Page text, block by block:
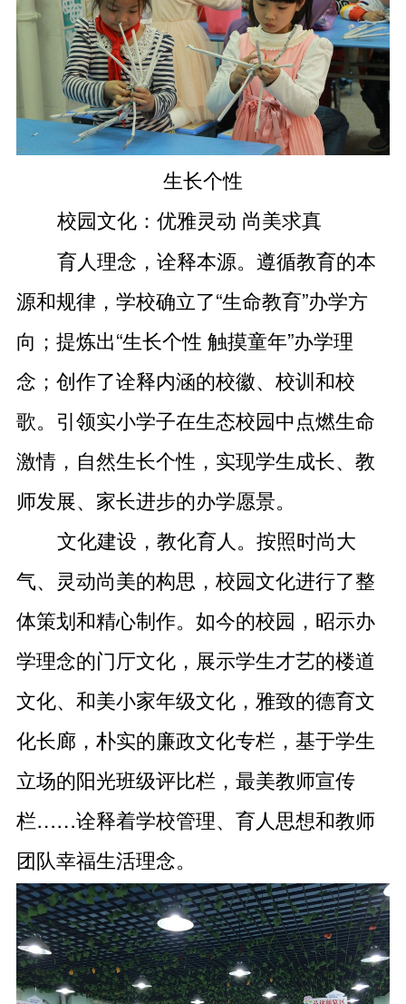
生长个性
校园文化：优雅灵动 尚美求真
育人理念，诠释本源。遵循教育的本
源和规律，学校确立了“生命教育”办学方
向；提炼出“生长个性 触摸童年”办学理
念；创作了诠释内涵的校徽、校训和校
歌。引领实小学子在生态校园中点燃生命
激情，自然生长个性，实现学生成长、教
师发展、家长进步的办学愿景。
文化建设，教化育人。按照时尚大
气、灵动尚美的构思，校园文化进行了整
体策划和精心制作。如今的校园，昭示办
学理念的门厅文化，展示学生才艺的楼道
文化、和美小家年级文化，雅致的德育文
化长廊，朴实的廉政文化专栏，基于学生
立场的阳光班级评比栏，最美教师宣传
栏……诠释着学校管理、育人思想和教师
团队幸福生活理念。